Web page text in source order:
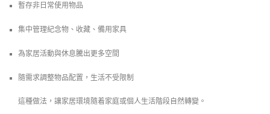
暫存非日常使用物品
集中管理紀念物、收藏、備用家具
為家居活動與休息騰出更多空間
隨需求調整物品配置，生活不受限制
這種做法，讓家居環境隨着家庭或個人生活階段自然轉變。